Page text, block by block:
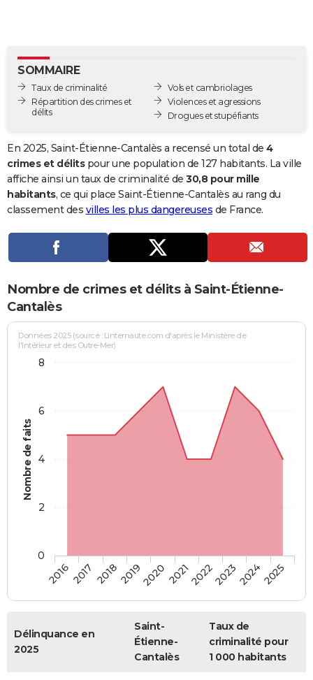
BONS PLANS
CARTE DE VOEUX
Dictionnaire
Biographies
Citations
Expressions
Proverbes
PROGRAMME TV
S'inscrire
Se connecter
Lycées
Collèges
Primaires
Universités
Entreprises
Service militaire
Avis de recherche
AVIS DE DÉCÈS
SOMMAIRE
Taux de criminalité
Répartition des crimes et
délits
Vols et cambriolages
Violences et agressions
Drogues et stupéfiants
En 2025, Saint-Étienne-Cantalès a recensé un total de 4
crimes et délitspour une population de 127 habitants. La ville
affiche ainsi un taux de criminalité de 30,8 pour mille
habitants, ce qui place Saint-Étienne-Cantalès au rang du
classement des villes les plus dangereuses de France.
Nombre de crimes et délits à Saint-Étienne-
Cantalès
Nombre de faits
Données 2025 (source : Linternaute.com d'après le Ministère de
l'Intérieur et des Outre-Mer)
20162017 20182019202020212022202320242025
0
2
4
6
8
Délinquance en
2025
Saint-
Étienne-
Cantalès
Taux de
criminalité pour
1 000 habitants